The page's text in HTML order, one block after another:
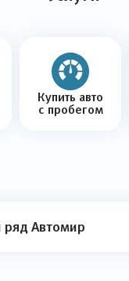
Купить авто
с пробегом
Автомир